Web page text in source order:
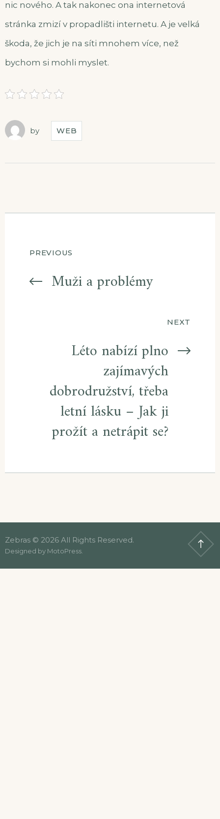
nic nového. A tak nakonec ona internetová
stránka zmizí v propadlišti internetu. A je velká
škoda, že jich je na síti mnohem více, než
bychom si mohli myslet.
by WEB
Navigace
pro
PREVIOUS
Muži a problémy
NEXT
Léto nabízí plno
zajímavých
dobrodružství, třeba
letní lásku – Jak ji
prožít a netrápit se?
Zebras © 2026 All Rights Reserved.
Designed by MotoPress